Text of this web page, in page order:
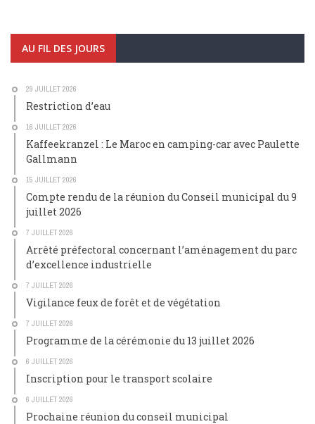
AU FIL DES JOURS
29 JUILLET 2026
Restriction d’eau
16 JUILLET 2026
Kaffeekranzel : Le Maroc en camping-car avec Paulette
Gallmann
15 JUILLET 2026
Compte rendu de la réunion du Conseil municipal du 9
juillet 2026
7 JUILLET 2026
Arrêté préfectoral concernant l’aménagement du parc
d’excellence industrielle
7 JUILLET 2026
Vigilance feux de forêt et de végétation
7 JUILLET 2026
Programme de la cérémonie du 13 juillet 2026
6 JUILLET 2026
Inscription pour le transport scolaire
6 JUILLET 2026
Prochaine réunion du conseil municipal